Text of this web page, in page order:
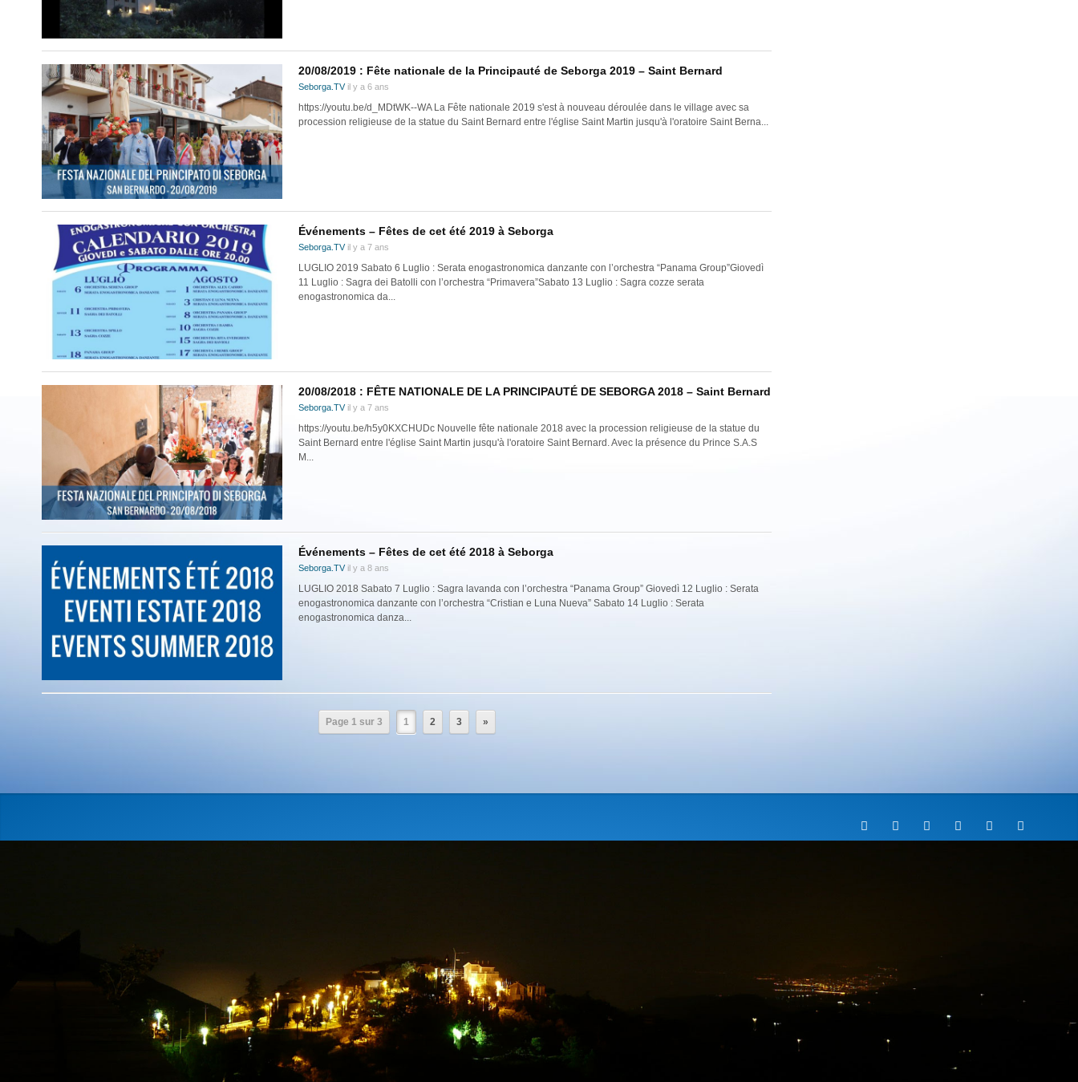
20/08/2019 : Fête nationale de la Principauté de Seborga 2019 – Saint Bernard
Seborga.TV il y a 6 ans
https://youtu.be/d_MDtWK--WA La Fête nationale 2019 s'est à nouveau déroulée dans le village avec sa
procession religieuse de la statue du Saint Bernard entre l'église Saint Martin jusqu'à l'oratoire Saint Berna...
Événements – Fêtes de cet été 2019 à Seborga
Seborga.TV il y a 7 ans
LUGLIO 2019 Sabato 6 Luglio : Serata enogastronomica danzante con l’orchestra “Panama Group”Giovedì
11 Luglio : Sagra dei Batolli con l’orchestra “Primavera”Sabato 13 Luglio : Sagra cozze serata
enogastronomica da...
20/08/2018 : FÊTE NATIONALE DE LA PRINCIPAUTÉ DE SEBORGA 2018 – Saint Bernard
Seborga.TV il y a 7 ans
https://youtu.be/h5y0KXCHUDc Nouvelle fête nationale 2018 avec la procession religieuse de la statue du
Saint Bernard entre l'église Saint Martin jusqu'à l'oratoire Saint Bernard. Avec la présence du Prince S.A.S
M...
Événements – Fêtes de cet été 2018 à Seborga
Seborga.TV il y a 8 ans
LUGLIO 2018 Sabato 7 Luglio : Sagra lavanda con l’orchestra “Panama Group” Giovedì 12 Luglio : Serata
enogastronomica danzante con l’orchestra “Cristian e Luna Nueva” Sabato 14 Luglio : Serata
enogastronomica danza...
Page 1 sur 3 1 2 3 »